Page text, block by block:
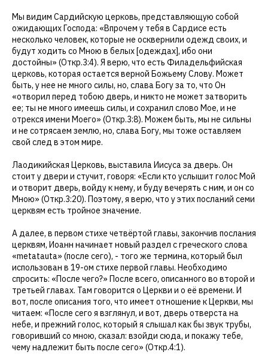
Мы видим Сардийскую церковь, представляющую собой
ожидающих Господа: «Впрочем у тебя в Сардисе есть
несколько человек, которые не осквернили одежд своих, и
будут ходить со Мною в белых [одеждах], ибо они
достойны» (Откр.3:4). Я верю, что есть Филадельфийская
церковь, которая остается верной Божьему Слову. Может
быть, у нее не много силы, но, слава Богу за то, что Он
«отворил перед тобою дверь, и никто не может затворить
ее; ты не много имеешь силы, и сохранил слово Мое, и не
отрекся имени Моего» (Откр.3:8). Можем быть, мы не сильны
и не сотрясаем землю, но, слава Богу, мы тоже оставляем
свой след в этом мире.
Лаодикийская Церковь, выставила Иисуса за дверь. Он
стоит у двери и стучит, говоря: «Если кто услышит голос Мой
и отворит дверь, войду к нему, и буду вечерять с ним, и он со
Мною» (Откр.3:20). Поэтому, я верю, что у этих посланий семи
церквям есть тройное значение.
А далее, в первом стихе четвёртой главы, закончив послания
церквям, Иоанн начинает новый раздел с греческого слова
«metatauta» (после сего), - того же термина, который был
использован в 19-ом стихе первой главы. Необходимо
спросить: «После чего?» После всего, описанного во второй и
третьей главах. Там говорится о Церкви и о её времени. И
вот, после описания того, что имеет отношение к Церкви, мы
читаем: «После сего я взглянул, и вот, дверь отверста на
небе, и прежний голос, который я слышал как бы звук трубы,
говоривший со мною, сказал: взойди сюда, и покажу тебе,
чему надлежит быть после сего» (Откр.4:1).